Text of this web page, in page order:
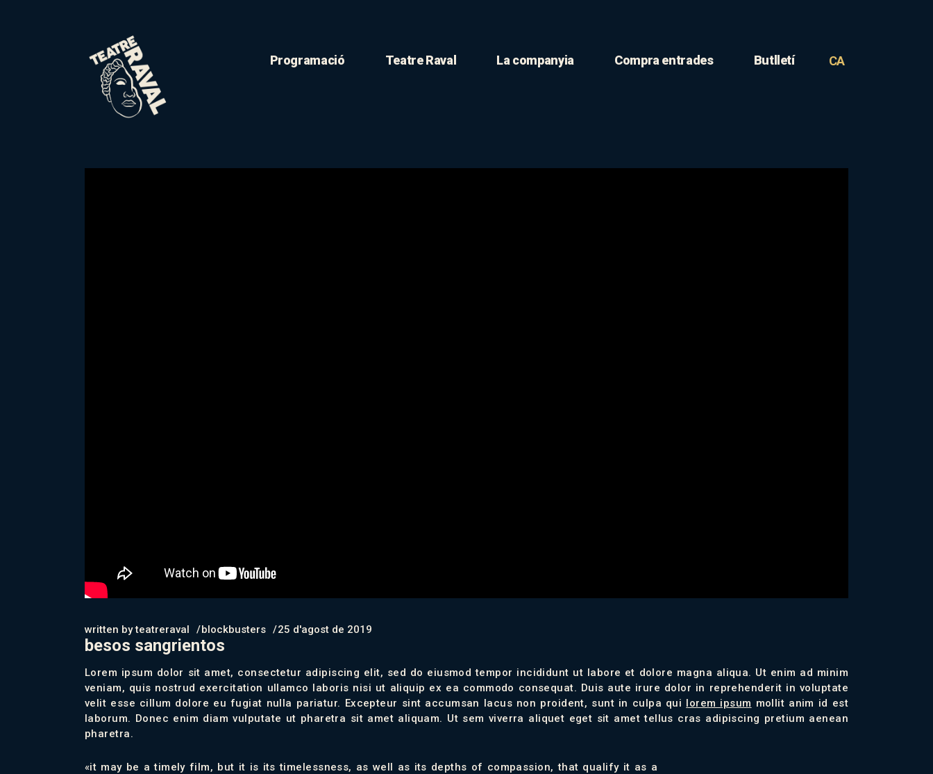
Programació Teatre Raval La companyia Compra entrades Butlletí CA
written byteatreraval blockbusters 25 d'agost de 2019
besos sangrientos
Lorem ipsum dolor sit amet, consectetur adipiscing elit, sed do eiusmod tempor incididunt ut labore et dolore magna aliqua. Ut enim ad minim
veniam, quis nostrud exercitation ullamco laboris nisi ut aliquip ex ea commodo consequat. Duis aute irure dolor in reprehenderit in voluptate
velit esse cillum dolore eu fugiat nulla pariatur. Excepteur sint accumsan lacus non proident, sunt in culpa qui lorem ipsum mollit anim id est
laborum. Donec enim diam vulputate ut pharetra sit amet aliquam. Ut sem viverra aliquet eget sit amet tellus cras adipiscing pretium aenean
pharetra.
«it may be a timely film, but it is its timelessness, as well as its depths of compassion, that qualify it as a